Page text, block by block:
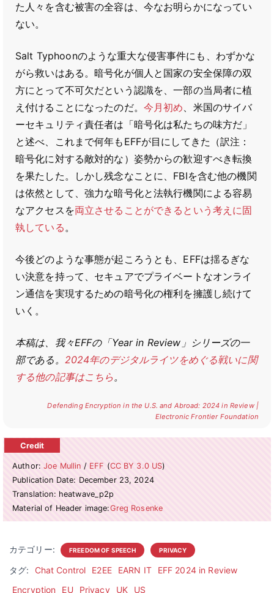
た人々を含む被害の全容は、今なお明らかになってい
ない。
Salt Typhoonのような重大な侵害事件にも、わずかな
がら救いはある。暗号化が個人と国家の安全保障の双
方にとって不可欠だという認識を、一部の当局者に植
え付けることになったのだ。 今月初め、米国のサイバ
ーセキュリティ責任者は「暗号化は私たちの味方だ」
と述べ、これまで何年もEFFが目にしてきた（訳注：
暗号化に対する敵対的な）姿勢からの歓迎すべき転換
を果たした。しかし残念なことに、FBIを含む他の機関
は依然として、強力な暗号化と法執行機関による容易
なアクセスを両立させることができるという考えに固
執している。
今後どのような事態が起ころうとも、EFFは揺るぎな
い決意を持って、セキュアでプライベートなオンライ
ン通信を実現するための暗号化の権利を擁護し続けて
いく。
本稿は、我々EFFの「Year in Review」シリーズの一
部である。 2024年のデジタルライツをめぐる戦いに関
する他の記事はこちら。
Defending Encryption in the U.S. and Abroad: 2024 in Review |
Electronic Frontier Foundation
Author:Joe Mullin / EFF (CC BY 3.0 US)
Publication Date: December 23, 2024
Translation: heatwave_p2p
Material of Header image:Greg Rosenke
カテゴリー: FREEDOM OF SPEECH PRIVACY
タグ: Chat Control E2EE EARN IT
EFF 2024 in Review
Encryption
EU Privacy UK US